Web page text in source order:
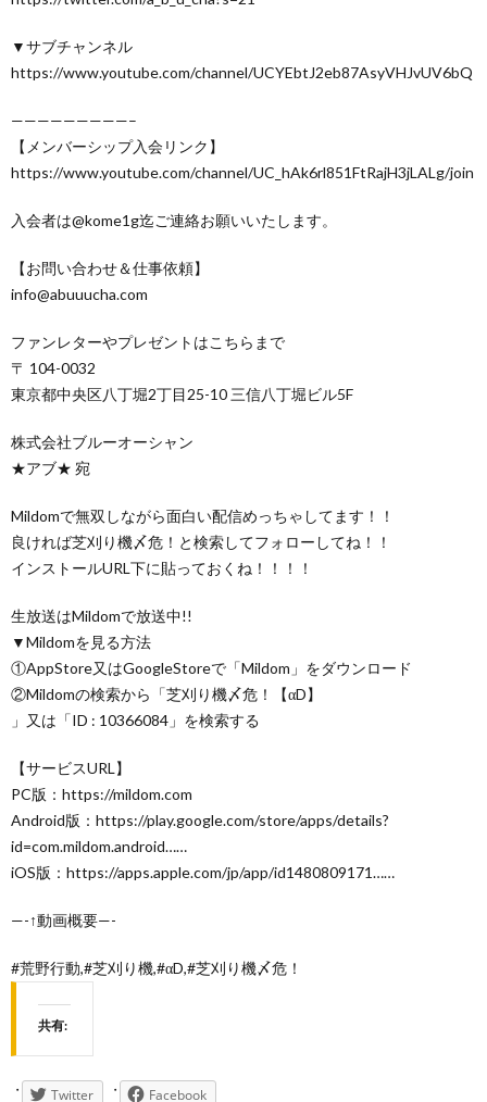
▼サブチャンネル
https://www.youtube.com/channel/UCYEbtJ2eb87AsyVHJvUV6bQ
—————————–
【メンバーシップ入会リンク】
https://www.youtube.com/channel/UC_hAk6rl851FtRajH3jLALg/join
入会者は@kome1g迄ご連絡お願いいたします。
【お問い合わせ＆仕事依頼】
info@abuuucha.com
ファンレターやプレゼントはこちらまで
〒 104-0032
東京都中央区八丁堀2丁目25-10 三信八丁堀ビル5F
株式会社ブルーオーシャン
★アブ★ 宛
Mildomで無双しながら面白い配信めっちゃしてます！！
良ければ芝刈り機〆危！と検索してフォローしてね！！
インストールURL下に貼っておくね！！！！
生放送はMildomで放送中!!
▼Mildomを見る方法
①AppStore又はGoogleStoreで「Mildom」をダウンロード
②Mildomの検索から「芝刈り機〆危！【αD】
」又は「ID : 10366084」を検索する
【サービスURL】
PC版：https://mildom.com
Android版：https://play.google.com/store/apps/details?
id=com.mildom.android……
iOS版：https://apps.apple.com/jp/app/id1480809171……
—-↑動画概要—-
#荒野行動,#芝刈り機,#αD,#芝刈り機〆危！
共有:
Twitter Facebook